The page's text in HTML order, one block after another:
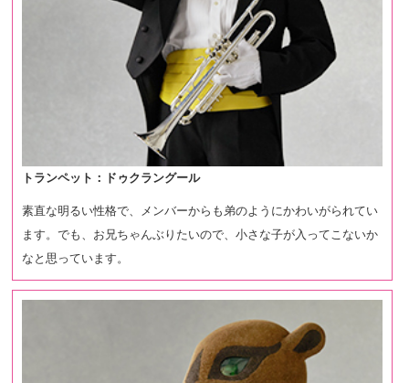
トランペット：ドゥクラングール
素直な明るい性格で、メンバーからも弟のようにかわいがられてい
ます。でも、お兄ちゃんぶりたいので、小さな子が入ってこないか
なと思っています。